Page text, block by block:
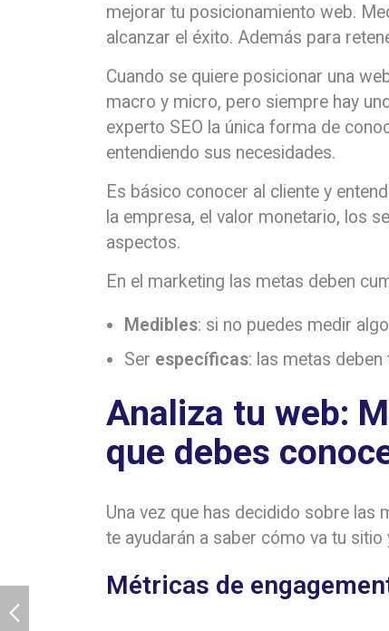
mejorar tu posicionamiento web.
alcanzar el éxito. Además para
Cuando se quiere posicionar una
macro y micro, pero siempre hay
experto SEO la única forma de
entendiendo sus necesidades.
Es básico conocer al cliente y
la empresa, el valor monetario, los
aspectos.
En el marketing las metas deben
Medibles: si no puedes medir
Ser específicas: las metas
Analiza tu web:
que debes
Una vez que has decidido sobre las
te ayudarán a saber cómo va tu
Métricas de